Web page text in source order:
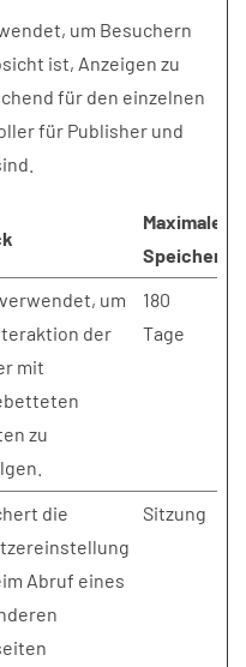
um Besuchern
ist, Anzeigen zu
für den einzelnen
für Publisher und
Maximale
um
der
mit
zu
180
Tage
die
Abruf eines
Sitzung